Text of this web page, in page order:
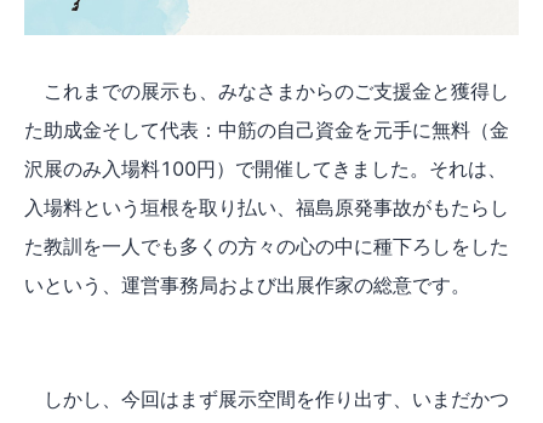
これまでの展示も、みなさまからのご支援金と獲得し
た助成金そして代表：中筋の自己資金を元手に無料（金
沢展のみ入場料100円）で開催してきました。それは、
入場料という垣根を取り払い、福島原発事故がもたらし
た教訓を一人でも多くの方々の心の中に種下ろしをした
いという、運営事務局および出展作家の総意です。
しかし、今回はまず展示空間を作り出す、いまだかつ